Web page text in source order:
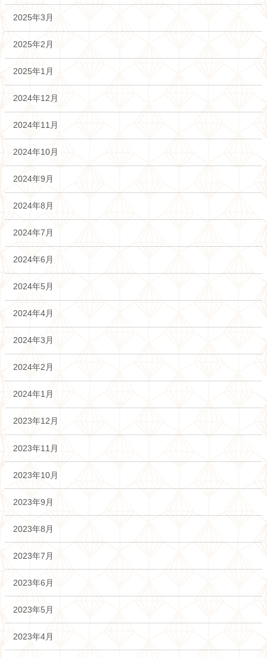
2025年3月
2025年2月
2025年1月
2024年12月
2024年11月
2024年10月
2024年9月
2024年8月
2024年7月
2024年6月
2024年5月
2024年4月
2024年3月
2024年2月
2024年1月
2023年12月
2023年11月
2023年10月
2023年9月
2023年8月
2023年7月
2023年6月
2023年5月
2023年4月